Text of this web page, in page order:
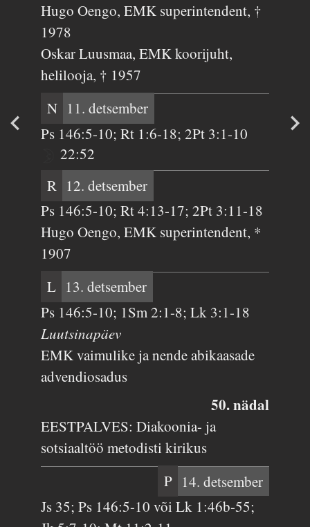
Hugo Oengo, EMK superintendent, †
1978
Oskar Luusmaa, EMK koorijuht,
helilooja, † 1957
N 11. detsember
Ps 146:5-10; Rt 1:6-18; 2Pt 3:1-10
22:52
R 12. detsember
Ps 146:5-10; Rt 4:13-17; 2Pt 3:11-18
Hugo Oengo, EMK superintendent, *
1907
L 13. detsember
Ps 146:5-10; 1Sm 2:1-8; Lk 3:1-18
Luutsinapäev
EMK vaimulike ja nende abikaasade
advendiosadus
50. nädal
EESTPALVES: Diakoonia- ja
sotsiaaltöö metodisti kirikus
P 14. detsember
Js 35; Ps 146:5-10 või Lk 1:46b-55;